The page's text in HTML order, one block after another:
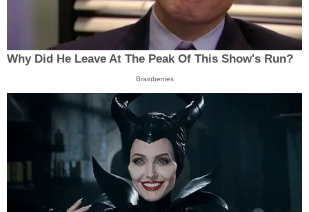
Why Did He Leave At The Peak Of This Show's Run?
Brainberries